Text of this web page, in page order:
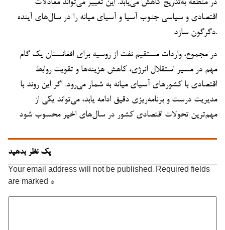
در منطقه به‌تدریج کاهش می‌یابد. این تغییر می‌تواند معادلات
اقتصادی و سیاسی جنوب آسیا و آسیای میانه را در سال‌های آینده
دگرگون سازد.
در مجموع، واردات مستقیم نفت از روسیه برای افغانستان یک گام
مهم در مسیر استقلال انرژی، کاهش هزینه‌ها و تقویت روابط
اقتصادی با کشورهای آسیای میانه به شمار می‌رود. اگر این روند با
مدیریت درست و برنامه‌ریزی دقیق ادامه یابد، می‌تواند یکی از
مهم‌ترین تحولات اقتصادی کشور در سال‌های اخیر محسوب شود
یک نظر بدهید
Your email address will not be published. Required fields
are marked *